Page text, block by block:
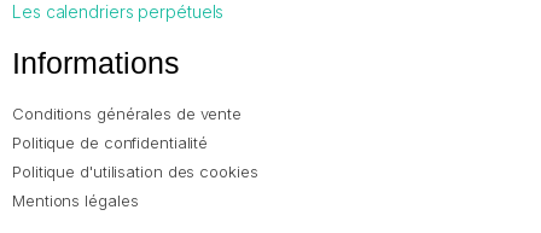
Les calendriers perpétuels
Informations
Conditions générales de vente
Politique de confidentialité
Politique d'utilisation des cookies
Mentions légales